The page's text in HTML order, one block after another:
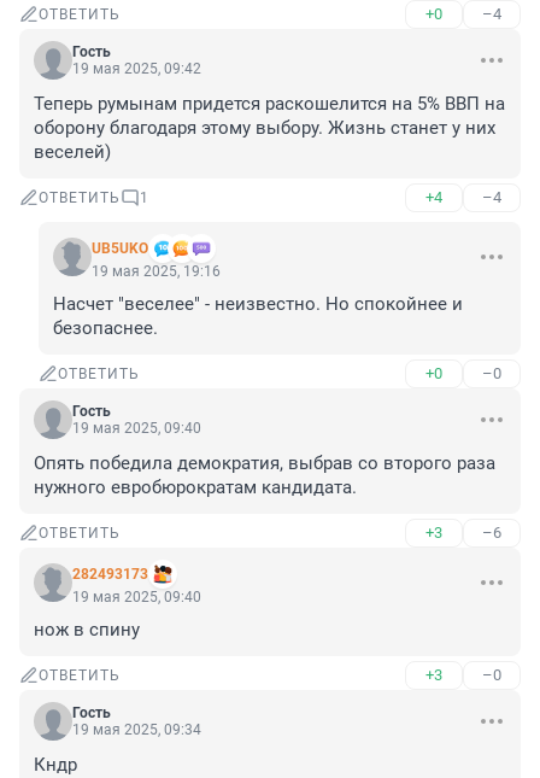
ОТВЕТИТЬ +0 –4
Гость
19 мая 2025, 09:42
Теперь румынам придется раскошелится на 5% ВВП на
оборону благодаря этому выбору. Жизнь станет у них
веселей)
ОТВЕТИТЬ 1 +4 –4
UB5UKO
19 мая 2025, 19:16
Насчет "веселее" - неизвестно. Но спокойнее и
безопаснее.
ОТВЕТИТЬ +0 –0
Гость
19 мая 2025, 09:40
Опять победила демократия, выбрав со второго раза
нужного евробюрократам кандидата.
ОТВЕТИТЬ +3 –6
282493173
19 мая 2025, 09:40
нож в спину
ОТВЕТИТЬ +3 –0
Гость
19 мая 2025, 09:34
Кндр